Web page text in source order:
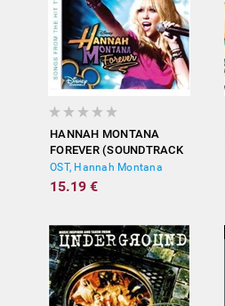
HANNAH MONTANA
FOREVER (SOUNDTRACK
FROM THE TV SERIES)
OST, Hannah Montana
15.19 €